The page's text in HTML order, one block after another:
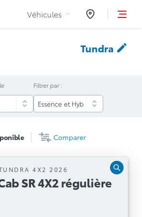
Aller au contenu
Véhicules
Tundra
Filtrer par :
Comparer
4X2 2026
SR 4X2 régulière
Cab SR 4X2 régulière